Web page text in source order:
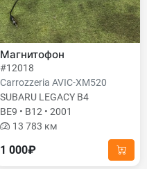
Магнитофон
#12018
Carrozzeria AVIC-XM520
SUBARU LEGACY B4
BE9 • B12 • 2001
13 783 км
1 000₽